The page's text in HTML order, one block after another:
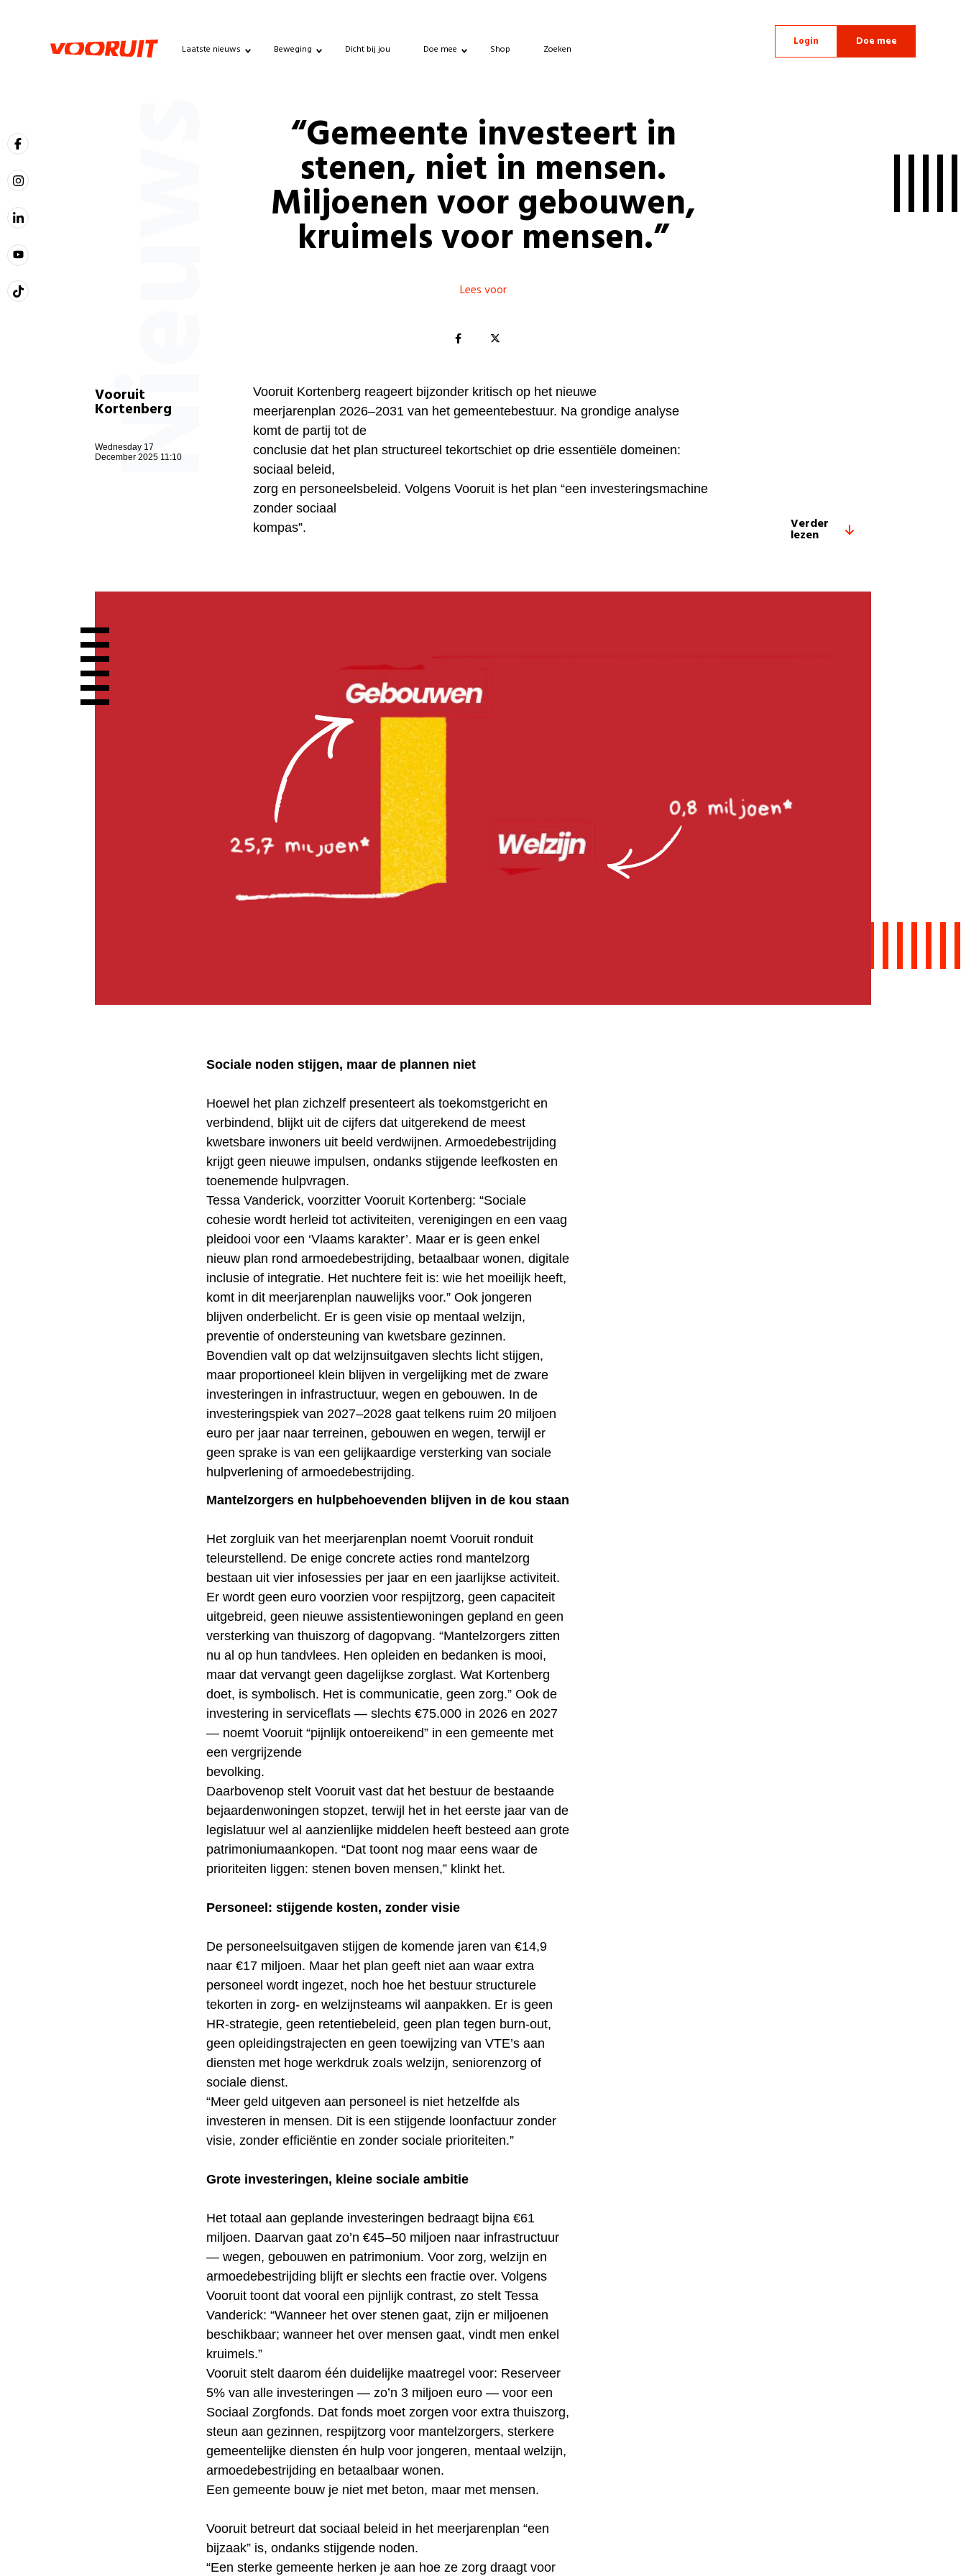
Laatste nieuws Beweging Dicht bij jou Doe mee Shop Zoeken
Login Doe mee
Nieuws “Gemeente investeert in
stenen, niet in mensen.
Miljoenen voor gebouwen,
kruimels voor mensen.”
Lees voor
Vooruit
Kortenberg
Wednesday 17
December 2025 11:10
Vooruit Kortenberg reageert bijzonder kritisch op het nieuwe
meerjarenplan 2026–2031 van het gemeentebestuur. Na grondige analyse
komt de partij tot de
conclusie dat het plan structureel tekortschiet op drie essentiële domeinen:
sociaal beleid,
zorg en personeelsbeleid. Volgens Vooruit is het plan “een investeringsmachine
zonder sociaal
kompas”.
Verder
lezen
Sociale noden stijgen, maar de plannen niet
Hoewel het plan zichzelf presenteert als toekomstgericht en
verbindend, blijkt uit de cijfers dat uitgerekend de meest
kwetsbare inwoners uit beeld verdwijnen. Armoedebestrijding
krijgt geen nieuwe impulsen, ondanks stijgende leefkosten en
toenemende hulpvragen.
Tessa Vanderick, voorzitter Vooruit Kortenberg: “Sociale
cohesie wordt herleid tot activiteiten, verenigingen en een vaag
pleidooi voor een ‘Vlaams karakter’. Maar er is geen enkel
nieuw plan rond armoedebestrijding, betaalbaar wonen, digitale
inclusie of integratie. Het nuchtere feit is: wie het moeilijk heeft,
komt in dit meerjarenplan nauwelijks voor.” Ook jongeren
blijven onderbelicht. Er is geen visie op mentaal welzijn,
preventie of ondersteuning van kwetsbare gezinnen.
Bovendien valt op dat welzijnsuitgaven slechts licht stijgen,
maar proportioneel klein blijven in vergelijking met de zware
investeringen in infrastructuur, wegen en gebouwen. In de
investeringspiek van 2027–2028 gaat telkens ruim 20 miljoen
euro per jaar naar terreinen, gebouwen en wegen, terwijl er
geen sprake is van een gelijkaardige versterking van sociale
hulpverlening of armoedebestrijding.
Mantelzorgers en hulpbehoevenden blijven in de kou staan
Het zorgluik van het meerjarenplan noemt Vooruit ronduit
teleurstellend. De enige concrete acties rond mantelzorg
bestaan uit vier infosessies per jaar en een jaarlijkse activiteit.
Er wordt geen euro voorzien voor respijtzorg, geen capaciteit
uitgebreid, geen nieuwe assistentiewoningen gepland en geen
versterking van thuiszorg of dagopvang. “Mantelzorgers zitten
nu al op hun tandvlees. Hen opleiden en bedanken is mooi,
maar dat vervangt geen dagelijkse zorglast. Wat Kortenberg
doet, is symbolisch. Het is communicatie, geen zorg.” Ook de
investering in serviceflats — slechts €75.000 in 2026 en 2027
— noemt Vooruit “pijnlijk ontoereikend” in een gemeente met
een vergrijzende
bevolking.
Daarbovenop stelt Vooruit vast dat het bestuur de bestaande
bejaardenwoningen stopzet, terwijl het in het eerste jaar van de
legislatuur wel al aanzienlijke middelen heeft besteed aan grote
patrimoniumaankopen. “Dat toont nog maar eens waar de
prioriteiten liggen: stenen boven mensen,” klinkt het.
Personeel: stijgende kosten, zonder visie
De personeelsuitgaven stijgen de komende jaren van €14,9
naar €17 miljoen. Maar het plan geeft niet aan waar extra
personeel wordt ingezet, noch hoe het bestuur structurele
tekorten in zorg- en welzijnsteams wil aanpakken. Er is geen
HR-strategie, geen retentiebeleid, geen plan tegen burn-out,
geen opleidingstrajecten en geen toewijzing van VTE’s aan
diensten met hoge werkdruk zoals welzijn, seniorenzorg of
sociale dienst.
“Meer geld uitgeven aan personeel is niet hetzelfde als
investeren in mensen. Dit is een stijgende loonfactuur zonder
visie, zonder efficiëntie en zonder sociale prioriteiten.”
Grote investeringen, kleine sociale ambitie
Het totaal aan geplande investeringen bedraagt bijna €61
miljoen. Daarvan gaat zo’n €45–50 miljoen naar infrastructuur
— wegen, gebouwen en patrimonium. Voor zorg, welzijn en
armoedebestrijding blijft er slechts een fractie over. Volgens
Vooruit toont dat vooral een pijnlijk contrast, zo stelt Tessa
Vanderick: “Wanneer het over stenen gaat, zijn er miljoenen
beschikbaar; wanneer het over mensen gaat, vindt men enkel
kruimels.”
Vooruit stelt daarom één duidelijke maatregel voor: Reserveer
5% van alle investeringen — zo’n 3 miljoen euro — voor een
Sociaal Zorgfonds. Dat fonds moet zorgen voor extra thuiszorg,
steun aan gezinnen, respijtzorg voor mantelzorgers, sterkere
gemeentelijke diensten én hulp voor jongeren, mentaal welzijn,
armoedebestrijding en betaalbaar wonen.
Een gemeente bouw je niet met beton, maar met mensen.
Vooruit betreurt dat sociaal beleid in het meerjarenplan “een
bijzaak” is, ondanks stijgende noden.
“Een sterke gemeente herken je aan hoe ze zorg draagt voor